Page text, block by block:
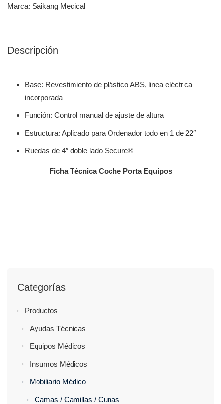
Categorías
Productos
Ayudas Técnicas
Equipos Médicos
Insumos Médicos
Mobiliario Médico
Camas / Camillas / Cunas
Marca: Saikang Medical
Descripción
Base: Revestimiento de plástico ABS, linea eléctrica
incorporada
Función: Control manual de ajuste de altura
Estructura: Aplicado para Ordenador todo en 1 de 22″
Ruedas de 4″ doble lado Secure®
Ficha Técnica Coche Porta Equipos